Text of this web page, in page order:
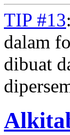
TIP #13
dalam
dibuat